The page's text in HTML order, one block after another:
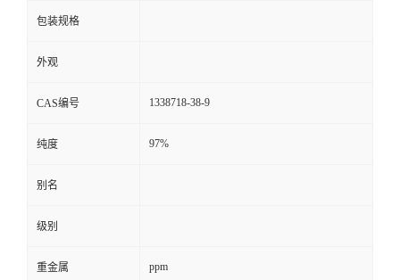
包装规格
外观
CAS编号 1338718-38-9
纯度 97%
别名
级别
重金属 ppm